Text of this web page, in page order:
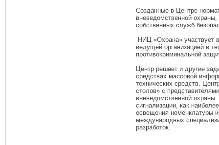
Созданные в Центре
вневедомственной
собственных служб
НИЦ «Охрана» участвует
ведущей организацией в
противокриминальной
Центр решает и другие
средствах массовой
технических средств.
столов» с
вневедомственной
сигнализации, как
освещения номенклатуры
международных
разработок.